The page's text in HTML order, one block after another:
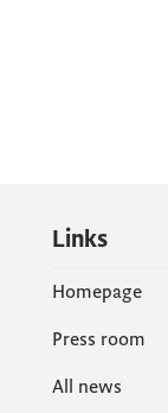
Links
Homepage
Press room
All news